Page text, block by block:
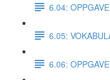
6.04:
6.05:
6.06: